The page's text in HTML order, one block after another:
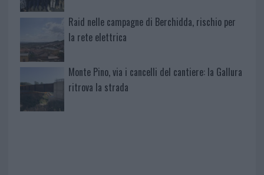
Raid nelle campagne di Berchidda, rischio per
la rete elettrica
Monte Pino, via i cancelli del cantiere: la Gallura
ritrova la strada